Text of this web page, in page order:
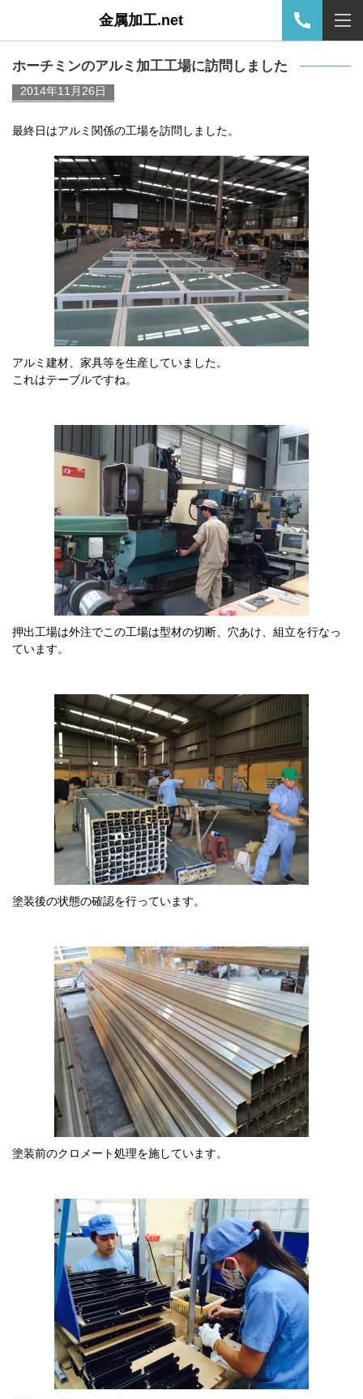
金属加工.net
ホーチミンのアルミ加工工場に訪問しました
2014年11月26日
最終日はアルミ関係の工場を訪問しました。
アルミ建材、家具等を生産していました。
これはテーブルですね。
押出工場は外注でこの工場は型材の切断、穴あけ、組立を行なっ
ています。
塗装後の状態の確認を行っています。
塗装前のクロメート処理を施しています。